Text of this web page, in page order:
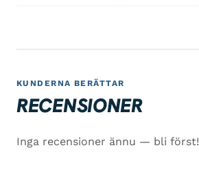
KUNDERNA BERÄTTAR
RECENSIONER
Inga recensioner ännu — bli först!